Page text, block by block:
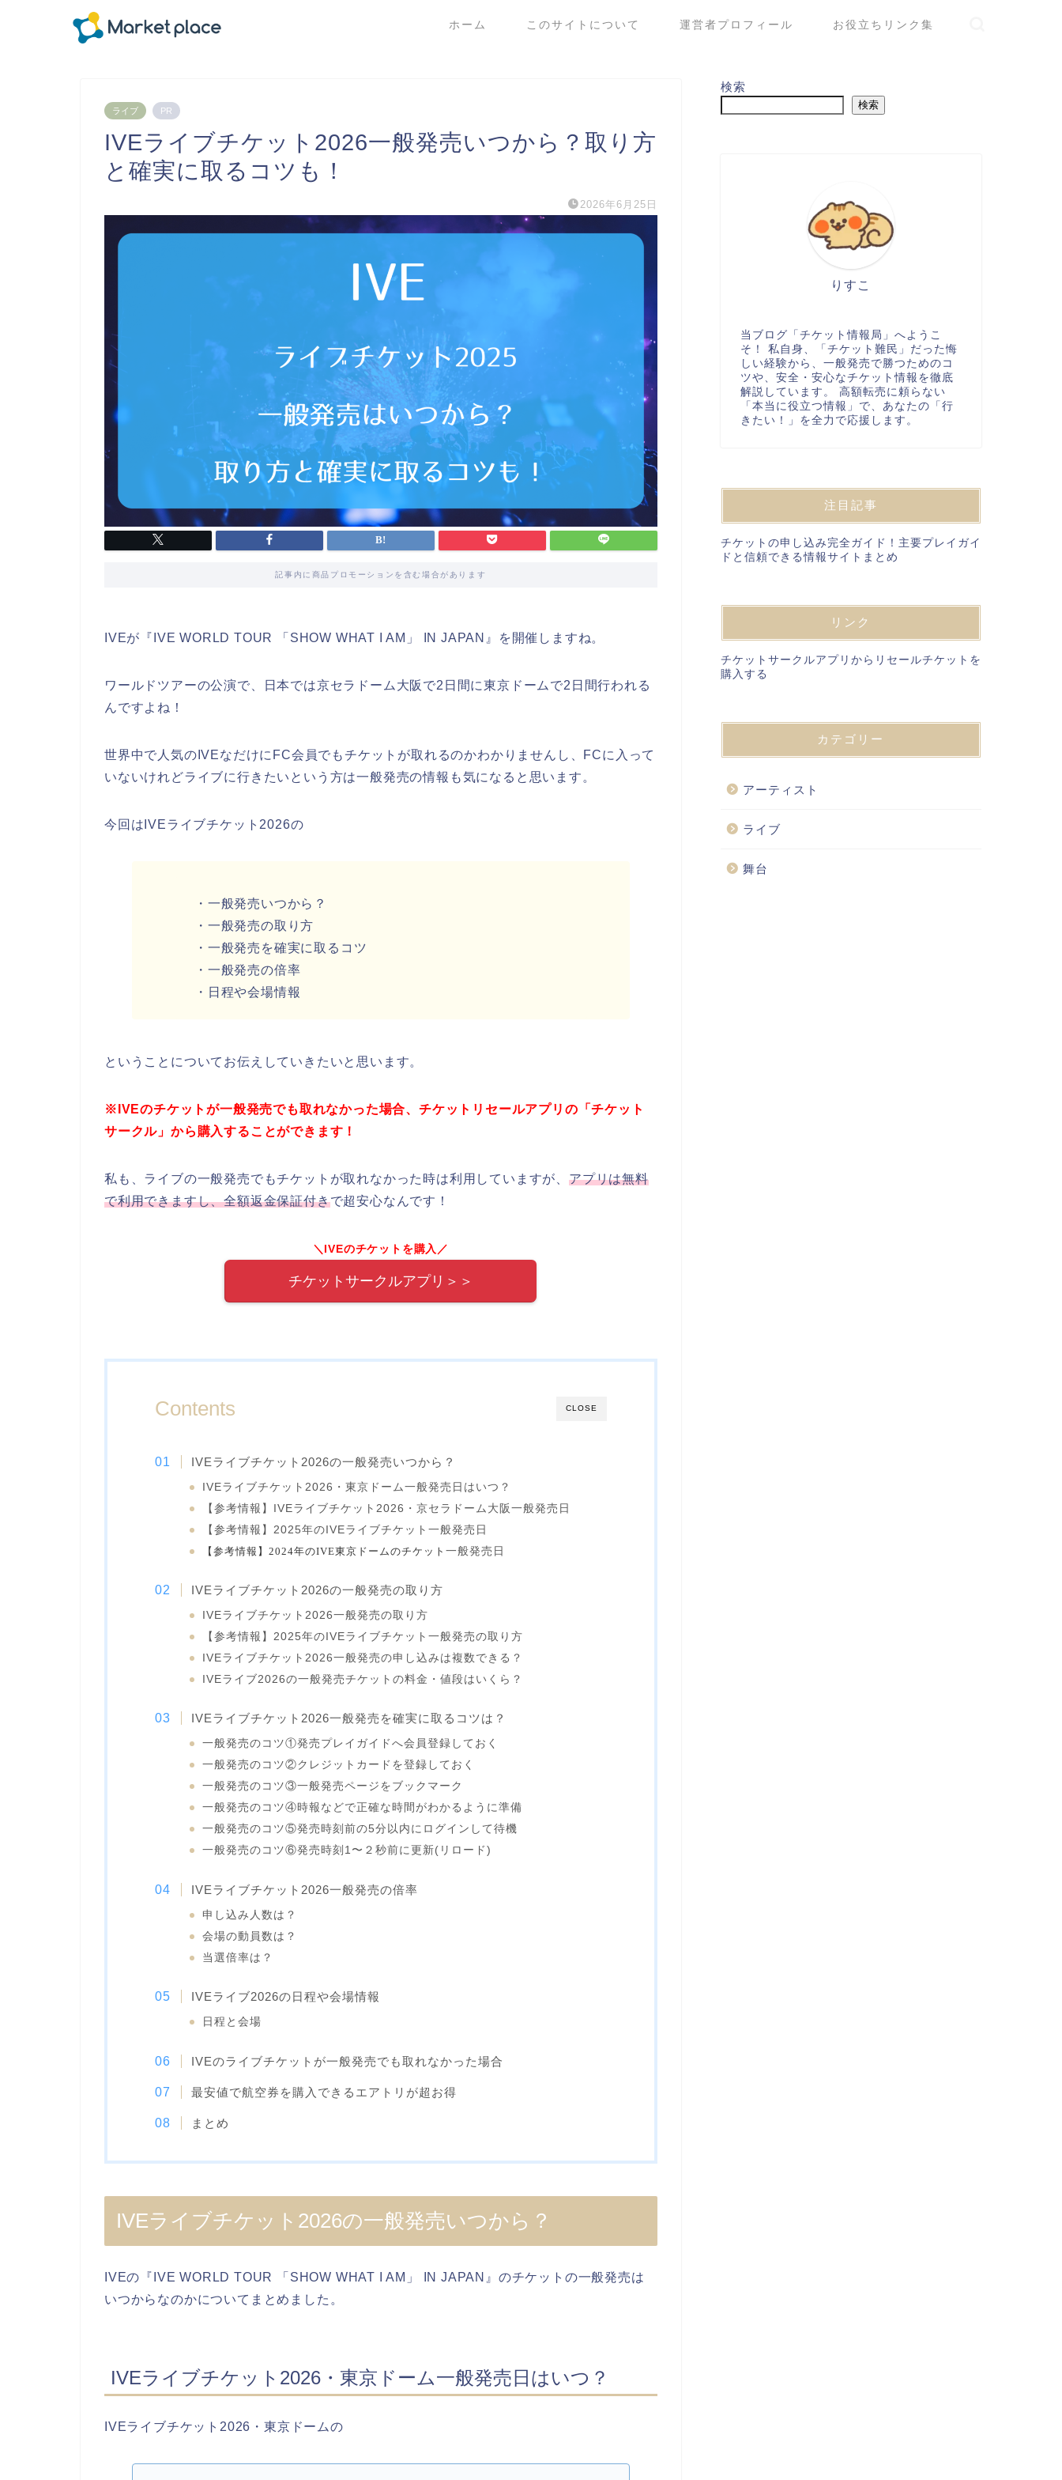
ホーム このサイトについて 運営者プロフィール お役立ちリンク集
ライブ PR
IVEライブチケット2026一般発売いつから？取り方
と確実に取るコツも！
2026年6月25日
記事内に商品プロモーションを含む場合があります
IVEが『IVE WORLD TOUR 「SHOW WHAT I AM」 IN JAPAN』を開催しますね。
ワールドツアーの公演で、日本では京セラドーム大阪で2日間に東京ドームで2日間行われる
んですよね！
世界中で人気のIVEなだけにFC会員でもチケットが取れるのかわかりませんし、FCに入って
いないけれどライブに行きたいという方は一般発売の情報も気になると思います。
今回はIVEライブチケット2026の
・一般発売いつから？
・一般発売の取り方
・一般発売を確実に取るコツ
・一般発売の倍率
・日程や会場情報
ということについてお伝えしていきたいと思います。
※IVEのチケットが一般発売でも取れなかった場合、チケットリセールアプリの「チケット
サークル」から購入することができます！
私も、ライブの一般発売でもチケットが取れなかった時は利用していますが、 アプリは無料
で利用できますし、全額返金保証付きで超安心なんです！
＼IVEのチケットを購入／
チケットサークルアプリ＞＞
CLOSE
Contents
IVEライブチケット2026の一般発売いつから？
IVEライブチケット2026・東京ドーム一般発売日はいつ？
【参考情報】IVEライブチケット2026・京セラドーム大阪一般発売日
【参考情報】2025年のIVEライブチケット一般発売日
【参考情報】2024年のIVE東京ドームのチケット 一般発売日
IVEライブチケット2026の一般発売の取り方
IVEライブチケット2026一般発売の取り方
【参考情報】2025年のIVEライブチケット一般発売の取り方
IVEライブチケット2026一般発売の申し込みは複数できる？
IVEライブ2026の一般発売チケットの料金・値段はいくら？
IVEライブチケット2026一般発売を確実に取るコツは？
一般発売のコツ①発売プレイガイドへ会員登録しておく
一般発売のコツ②クレジットカードを登録しておく
一般発売のコツ③一般発売ページをブックマーク
一般発売のコツ④時報などで正確な時間がわかるように準備
一般発売のコツ⑤発売時刻前の5分以内にログインして待機
一般発売のコツ⑥発売時刻1〜２秒前に更新(リロード)
IVEライブチケット2026一般発売の倍率
申し込み人数は？
会場の動員数は？
当選倍率は？
IVEライブ2026の日程や会場情報
日程と会場
IVEのライブチケットが一般発売でも取れなかった場合
最安値で航空券を購入できるエアトリが超お得
まとめ
IVEライブチケット2026の一般発売いつから？
IVEの『IVE WORLD TOUR 「SHOW WHAT I AM」 IN JAPAN』のチケットの一般発売は
いつからなのかについてまとめました。
IVEライブチケット2026・東京ドーム一般発売日はいつ？
IVEライブチケット2026・東京ドームの
検索
検索
りすこ
当ブログ「チケット情報局」へようこ
そ！ 私自身、「チケット難民」だった悔
しい経験から、一般発売で勝つためのコ
ツや、安全・安心なチケット情報を徹底
解説しています。 高額転売に頼らない
「本当に役立つ情報」で、あなたの「行
きたい！」を全力で応援します。
注目記事
チケットの申し込み完全ガイド！主要プレイガイ
ドと信頼できる情報サイトまとめ
リンク
チケットサークルアプリからリセールチケットを
購入する
カテゴリー
アーティスト
ライブ
舞台